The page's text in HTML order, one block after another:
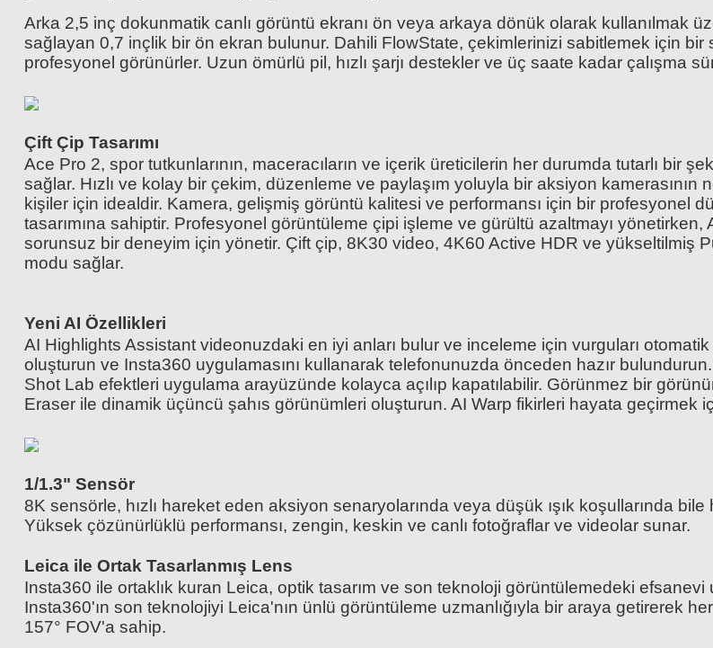
5.299,00 TL 9.299,00
Arka 2,5 inç dokunmatik canlı görüntü ekranı ön veya arkaya dönük olarak kullanılmak
sağlayan 0,7 inçlik bir ön ekran bulunur. Dahili FlowState, çekimlerinizi sabitlemek için bir
profesyonel görünürler. Uzun ömürlü pil, hızlı şarjı destekler ve üç saate kadar çalışma
Çift Çip Tasarımı
Ace Pro 2, spor tutkunlarının, maceracıların ve içerik üreticilerin her durumda tutarlı bir
sağlar. Hızlı ve kolay bir çekim, düzenleme ve paylaşım yoluyla bir aksiyon
kişiler için idealdir. Kamera, gelişmiş görüntü kalitesi ve performansı için bir profesyonel
tasarımına sahiptir. Profesyonel görüntüleme çipi işleme ve gürültü azaltmayı
sorunsuz bir deneyim için yönetir. Çift çip, 8K30 video, 4K60 Active HDR ve yükseltilmiş
modu sağlar.
Yeni AI Özellikleri
AI Highlights Assistant videonuzdaki en iyi anları bulur ve inceleme için vurguları
oluşturun ve Insta360 uygulamasını kullanarak telefonunuzda önceden hazır
Shot Lab efektleri uygulama arayüzünde kolayca açılıp kapatılabilir. Görünmez bir
Eraser ile dinamik üçüncü şahıs görünümleri oluşturun. AI Warp fikirleri hayata geçirmek
1/1.3" Sensör
8K sensörle, hızlı hareket eden aksiyon senaryolarında veya düşük ışık koşullarında bile
Yüksek çözünürlüklü performansı, zengin, keskin ve canlı fotoğraflar ve videolar sunar.
Leica ile Ortak Tasarlanmış Lens
Insta360 ile ortaklık kuran Leica, optik tasarım ve son teknoloji görüntülemedeki efsanevi
Insta360'ın son teknolojiyi Leica'nın ünlü görüntüleme uzmanlığıyla bir araya getirerek
157° FOV'a sahip.